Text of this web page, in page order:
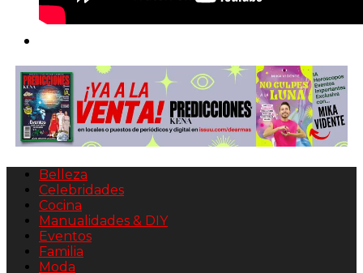
Belleza
Celebridades
Cocina
Manualidades & DIY
Eventos
Familia
Moda